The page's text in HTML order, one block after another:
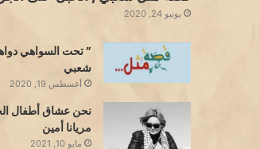
يونيو 24, 2020
” تحت السواهي
شعبي
أغسطس 19, 2020
نحن عشاق أطفال
مريانا أمين
مايو 10, 2021